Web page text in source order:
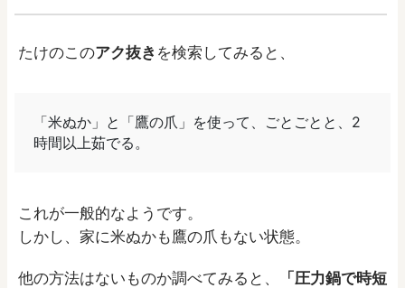
たけのこのアク抜き を検索してみると、
「米ぬか」と「鷹の爪」を使って、ごとごとと、2
時間以上茹でる。
これが一般的なようです。
しかし、家に米ぬかも鷹の爪もない状態。
他の方法はないものか調べてみると、
「圧力鍋で時短